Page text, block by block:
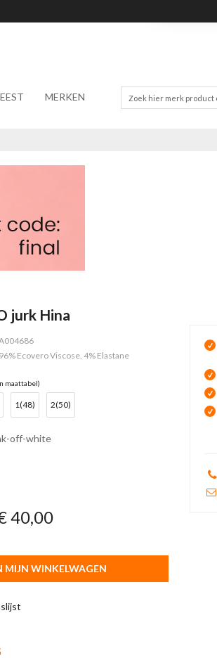
MERKEN
jurk Hina
96% Ecovero Viscose, 4% Elastane
maattabel)
1(48) 2(50)
off-white
40,00
MIJN WINKELWAGEN